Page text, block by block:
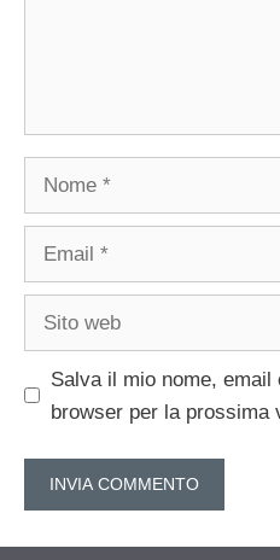
Salva il mio nome, email
browser per la prossima